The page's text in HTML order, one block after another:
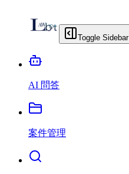
Toggle Sidebar
AI 問答
案件管理